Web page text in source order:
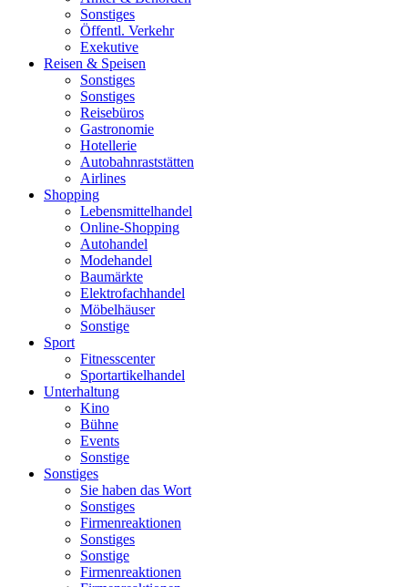
Sonstiges
Öffentl. Verkehr
Exekutive
Reisen & Speisen
Sonstiges
Sonstiges
Reisebüros
Gastronomie
Hotellerie
Autobahnraststätten
Airlines
Shopping
Lebensmittelhandel
Online-Shopping
Autohandel
Modehandel
Baumärkte
Elektrofachhandel
Möbelhäuser
Sonstige
Sport
Fitnesscenter
Sportartikelhandel
Unterhaltung
Kino
Bühne
Events
Sonstige
Sonstiges
Sie haben das Wort
Sonstiges
Firmenreaktionen
Sonstiges
Sonstige
Firmenreaktionen